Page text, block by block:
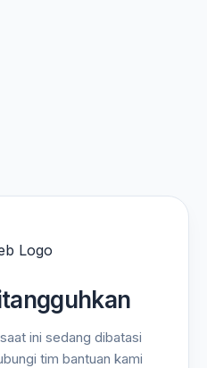
ini sedang dibatasi
tim bantuan kami